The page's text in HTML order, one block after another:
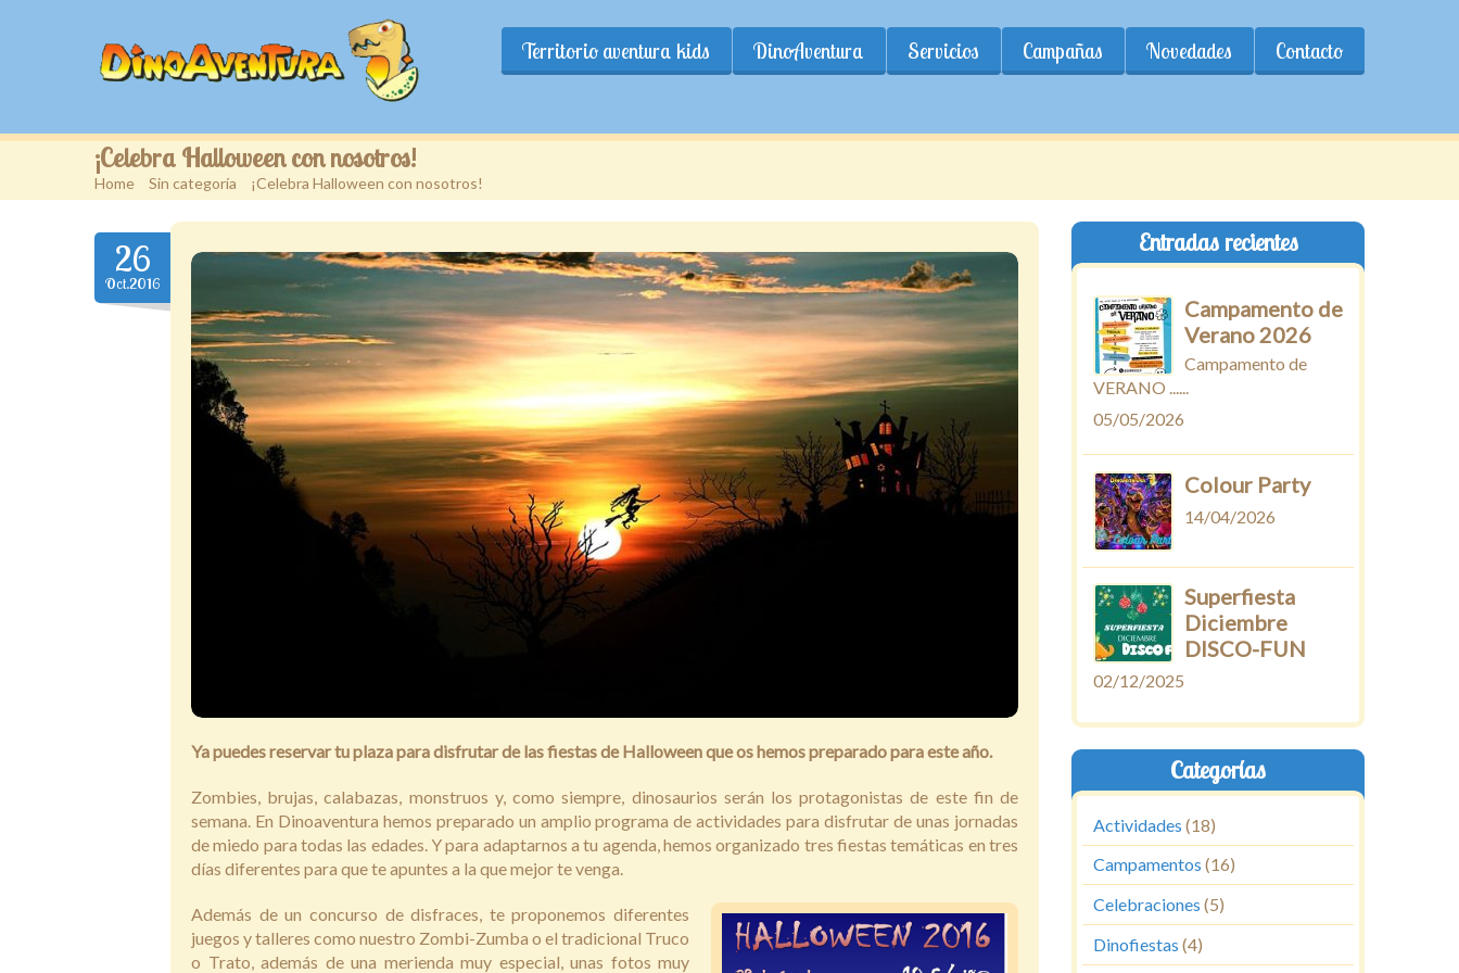
Territorio aventura kids DinoAventura Servicios Campañas Novedades Contacto
¡Celebra Halloween con nosotros!
Home Sin categoría ¡Celebra Halloween con nosotros!
26
Oct.2016
Ya puedes reservar tu plaza para disfrutar de las fiestas de Halloween que os hemos preparado para este año.
Zombies, brujas, calabazas, monstruos y, como siempre, dinosaurios serán los protagonistas de este fin de
semana. En Dinoaventura hemos preparado un amplio programa de actividades para disfrutar de unas jornadas
de miedo para todas las edades. Y para adaptarnos a tu agenda, hemos organizado tres fiestas temáticas en tres
días diferentes para que te apuntes a la que mejor te venga.
Además de un concurso de disfraces, te proponemos diferentes
juegos y talleres como nuestro Zombi-Zumba o el tradicional Truco
o Trato, además de una merienda muy especial, unas fotos muy
Entradas recientes
Campamento de
Verano 2026
Campamento de
VERANO ......
05/05/2026
Colour Party
14/04/2026
Superfiesta
Diciembre
DISCO-FUN
02/12/2025
Categorías
Actividades (18)
Campamentos (16)
Celebraciones (5)
Dinofiestas (4)